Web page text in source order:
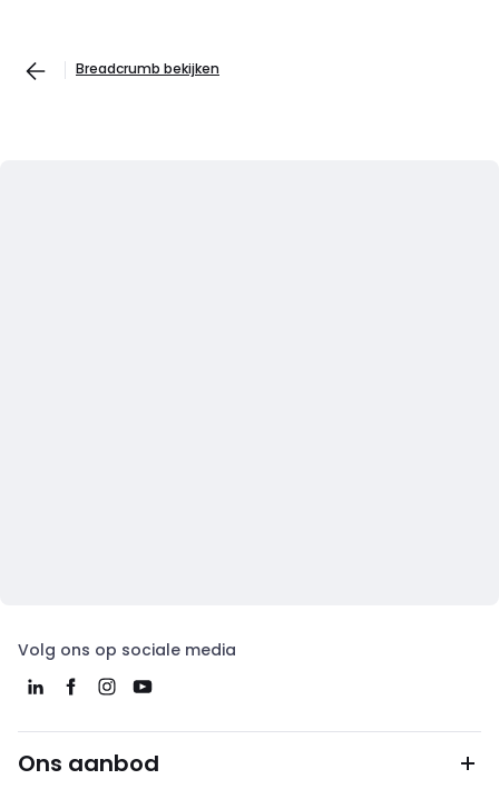
Breadcrumb bekijken
Volg ons op sociale media
Ons aanbod